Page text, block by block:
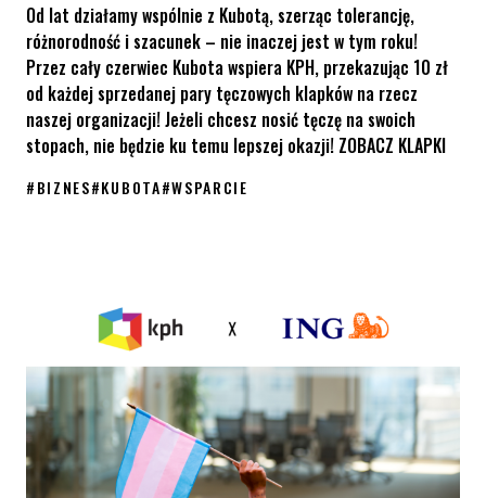
Od lat działamy wspólnie z Kubotą, szerząc tolerancję,
różnorodność i szacunek – nie inaczej jest w tym roku!
Przez cały czerwiec Kubota wspiera KPH, przekazując 10 zł
od każdej sprzedanej pary tęczowych klapków na rzecz
naszej organizacji! Jeżeli chcesz nosić tęczę na swoich
stopach, nie będzie ku temu lepszej okazji! ZOBACZ KLAPKI
#BIZNES#KUBOTA#WSPARCIE